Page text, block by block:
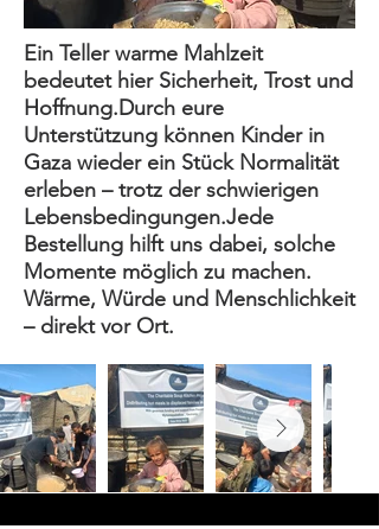
Ein Teller warme Mahlzeit
bedeutet hier Sicherheit, Trost und
Hoffnung.Durch eure
Unterstützung können Kinder in
Gaza wieder ein Stück Normalität
erleben – trotz der schwierigen
Lebensbedingungen.Jede
Bestellung hilft uns dabei, solche
Momente möglich zu machen.
Wärme, Würde und Menschlichkeit
– direkt vor Ort.